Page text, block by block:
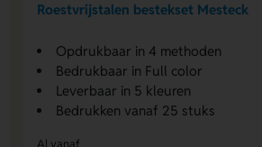
Roestvrijstalen bestekset Mesteck
Opdrukbaar in 4 methoden
Bedrukbaar in Full color
Leverbaar in 5 kleuren
Bedrukken vanaf 25 stuks
Al vanaf